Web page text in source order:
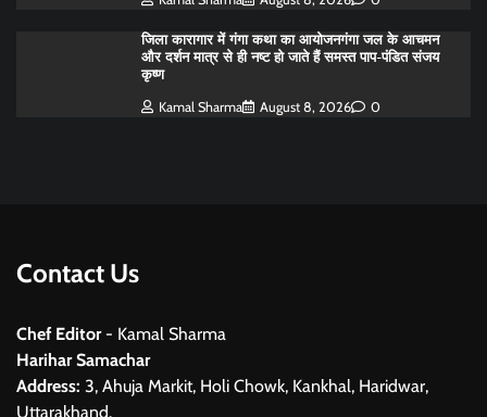
जिला कारागार में गंगा कथा का आयोजनगंगा जल के आचमन
और दर्शन मात्र से ही नष्ट हो जाते हैं समस्त पाप-पंडित संजय
कृष्ण
Kamal Sharma August 8, 2026 0
Contact Us
Chef Editor- Kamal Sharma
Harihar Samachar
Address: 3, Ahuja Markit, Holi Chowk, Kankhal, Haridwar,
Uttarakhand.